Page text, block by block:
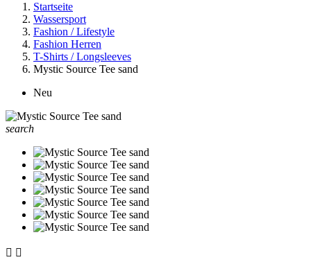
Startseite
Wassersport
Fashion / Lifestyle
Fashion Herren
T-Shirts / Longsleeves
Mystic Source Tee sand
Neu
search
 